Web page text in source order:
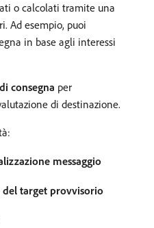
o calcolati tramite una
Ad esempio, puoi
in base agli interessi
consegna per
di destinazione.
messaggio
target provvisorio